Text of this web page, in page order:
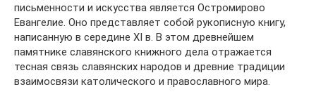
письменности и искусства является Остромирово
Евангелие. Оно представляет собой рукописную книгу,
написанную в середине XI в. В этом древнейшем
памятнике славянского книжного дела отражается
тесная связь славянских народов и древние традиции
взаимосвязи католического и православного мира.